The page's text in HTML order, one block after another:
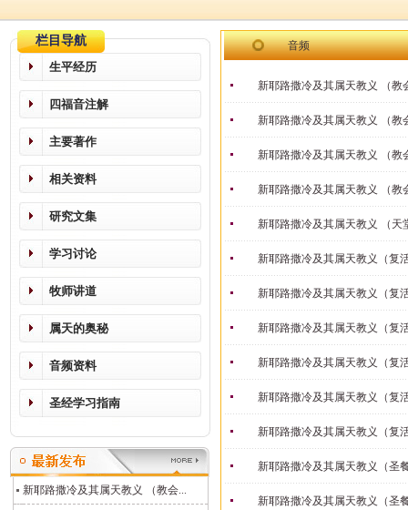
栏目导航
生平经历
四福音注解
主要著作
相关资料
研究文集
学习讨论
牧师讲道
属天的奥秘
音频资料
圣经学习指南
新耶路撒冷及其属天教义 （教会...
音频
新耶路撒冷及其属天教义 （
新耶路撒冷及其属天教义 （
新耶路撒冷及其属天教义 （
新耶路撒冷及其属天教义 （
新耶路撒冷及其属天教义 （
新耶路撒冷及其属天教义（复
新耶路撒冷及其属天教义（复
新耶路撒冷及其属天教义（复
新耶路撒冷及其属天教义（复
新耶路撒冷及其属天教义（复
新耶路撒冷及其属天教义（复
新耶路撒冷及其属天教义（圣
新耶路撒冷及其属天教义（圣